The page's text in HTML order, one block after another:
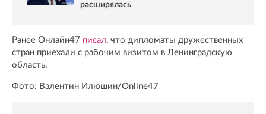
расширялась
Ранее Онлайн47 писал, что дипломаты дружественных
стран приехали с рабочим визитом в Ленинградскую
область.
Фото: Валентин Илюшин/Online47